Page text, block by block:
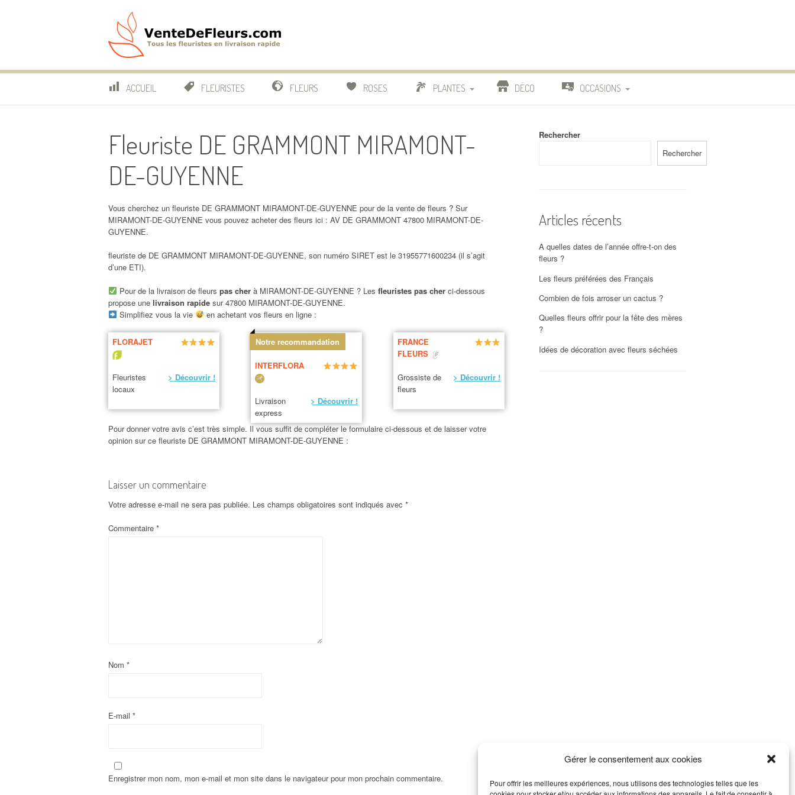
Gérer le consentement aux cookies
Pour offrir les meilleures expériences, nous utilisons des technologies telles que les
VenteDeFleurs.com
ACCUEIL FLEURISTES FLEURS ROSES PLANTES
CACTUS
DÉCO OCCASIONS
Fleuriste DE GRAMMONT MIRAMONT-
DE-GUYENNE
Vous cherchez un fleuriste DE GRAMMONT MIRAMONT-DE-GUYENNE pour de la vente de fleurs ? Sur
MIRAMONT-DE-GUYENNE vous pouvez acheter des fleurs ici : AV DE GRAMMONT 47800 MIRAMONT-DE-
GUYENNE.
fleuriste de DE GRAMMONT MIRAMONT-DE-GUYENNE, son numéro SIRET est le 31955771600234 (il s’agit
d’une ETI).
Pour de la livraison de fleurs pas cherà MIRAMONT-DE-GUYENNE ? Les fleuristes pas cher ci-dessous
propose une livraison rapide sur 47800 MIRAMONT-DE-GUYENNE.
Simplifiez vous la vie
en achetant vos fleurs en ligne :
FLORAJET
Fleuristes
locaux
> Découvrir !
Notre recommandation
INTERFLORA
Livraison
express
> Découvrir !
FRANCE
FLEURS
Grossiste de
fleurs
> Découvrir !
Pour donner votre avis c’est très simple. Il vous suffit de compléter le formulaire ci-dessous et de laisser votre
opinion sur ce fleuriste DE GRAMMONT MIRAMONT-DE-GUYENNE :
Laisser un commentaire
Votre adresse e-mail ne sera pas publiée. Les champs obligatoires sont indiqués avec *
Commentaire *
Nom *
E-mail *
Enregistrer mon nom, mon e-mail et mon site dans le navigateur pour mon prochain commentaire.
Rechercher
Rechercher
Articles récents
A quelles dates de l’année offre-t-on des
fleurs ?
Les fleurs préférées des Français
Combien de fois arroser un cactus ?
Quelles fleurs offrir pour la fête des mères
?
Idées de décoration avec fleurs séchées